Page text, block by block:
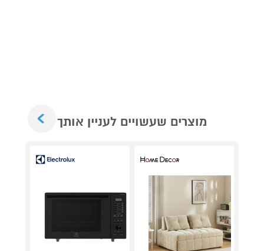
מוצרים שעשויים לעניין אותך